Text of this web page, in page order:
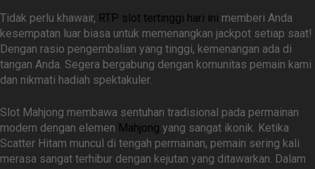
Tidak perlu khawair, RTP slot tertinggi hari ini memberi Anda
kesempatan luar biasa untuk memenangkan jackpot setiap saat!
Dengan rasio pengembalian yang tinggi, kemenangan ada di
tangan Anda. Segera bergabung dengan komunitas pemain kami
dan nikmati hadiah spektakuler.
Slot Mahjong membawa sentuhan tradisional pada permainan
modern dengan elemen Mahjong yang sangat ikonik. Ketika
Scatter Hitam muncul di tengah permainan, pemain sering kali
merasa sangat terhibur dengan kejutan yang ditawarkan. Dalam